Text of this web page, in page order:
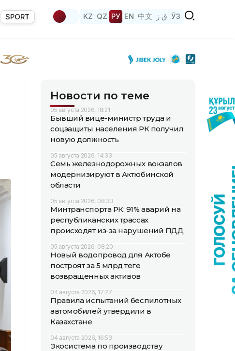
SPORT KZ QZ РУ EN 中文 ق ز ЎЗ
Новости по теме
05 августа 2026, 18:21
Бывший вице-министр труда и
соцзащиты населения РК получил
новую должность
05 августа 2026, 14:33
Семь железнодорожных вокзалов
модернизируют в Актюбинской
области
05 августа 2026, 08:33
Минтранспорта РК: 91% аварий на
республиканских трассах
происходят из-за нарушений ПДД
05 августа 2026, 08:20
Новый водопровод для Актобе
построят за 5 млрд теңге
возвращенных активов
04 августа 2026, 17:27
Правила испытаний беспилотных
автомобилей утвердили в
Казахстане
04 августа 2026, 16:53
Экосистема по производству